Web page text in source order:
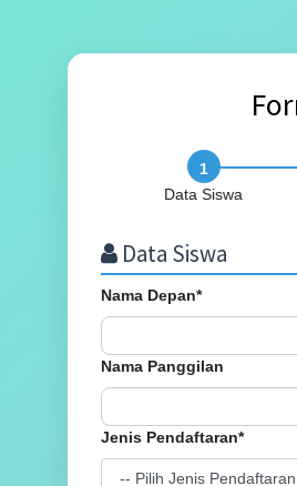
Data Siswa
Data Siswa
Nama Depan*
Nama Panggilan
Jenis Pendaftaran*